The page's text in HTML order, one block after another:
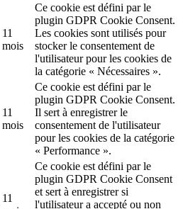
11
mois
Ce cookie est défini par le
plugin GDPR Cookie Consent.
Les cookies sont utilisés pour
stocker le consentement de
l'utilisateur pour les cookies de
la catégorie « Nécessaires ».
11
mois
Ce cookie est défini par le
plugin GDPR Cookie Consent.
Il sert à enregistrer le
consentement de l'utilisateur
pour les cookies de la catégorie
« Performance ».
11
Ce cookie est défini par le
plugin GDPR Cookie Consent
et sert à enregistrer si
l'utilisateur a accepté ou non